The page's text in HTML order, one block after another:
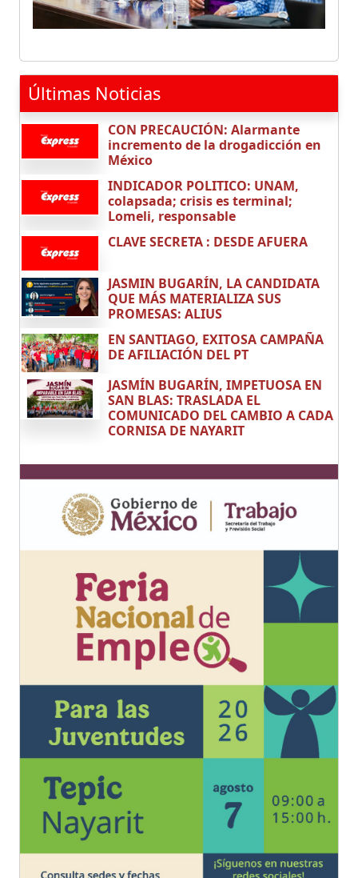
Últimas Noticias
CON PRECAUCIÓN: Alarmante
incremento de la drogadicción en
México
INDICADOR POLITICO: UNAM,
colapsada; crisis es terminal;
Lomeli, responsable
CLAVE SECRETA : DESDE AFUERA
JASMIN BUGARÍN, LA CANDIDATA
QUE MÁS MATERIALIZA SUS
PROMESAS: ALIUS
EN SANTIAGO, EXITOSA CAMPAÑA
DE AFILIACIÓN DEL PT
JASMÍN BUGARÍN, IMPETUOSA EN
SAN BLAS: TRASLADA EL
COMUNICADO DEL CAMBIO A CADA
CORNISA DE NAYARIT